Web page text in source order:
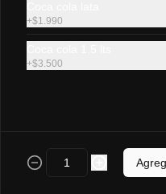
Vienesas y As 🌭
+$1.990
+$3.500